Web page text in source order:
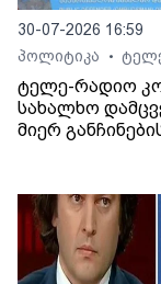
30-07-2026 16:59
პოლიტიკა
•
ტელე-რადიო
სახალხო
მიერ